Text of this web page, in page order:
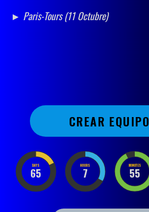
► Paris-Tours (11 Octubre)
CREAR EQUIPO
DAYS
65
HOURS
7
MINUTES
55